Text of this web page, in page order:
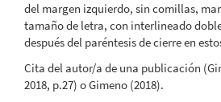
del margen izquierdo, sin comillas,
tamaño de letra, con interlineado
después del paréntesis de cierre en
Cita del autor/a de una publicación
2018, p.27) o Gimeno (2018).